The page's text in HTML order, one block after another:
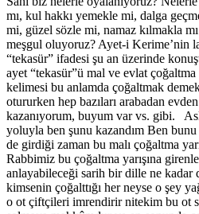
mı, kul hakkı yemekle mi, dalga
mi, güzel sözle mi, namaz kılmakla
meşgul oluyoruz? Ayet-i Kerime’nin
“tekasür” ifadesi şu an üzerinde
ayet “tekasür”ü mal ve evlat
kelimesi bu anlamda çoğaltmak
otururken hep bazıları arabadan
kazanıyorum, buyum var vs. gibi.
yoluyla ben şunu kazandım Ben
de girdiği zaman bu malı çoğaltma
Rabbimiz bu çoğaltma yarışına
anlayabileceği sarih bir dille ne kadar
kimsenin çoğalttığı her neyse o şey
o ot çiftçileri imrendirir nitekim bu ot